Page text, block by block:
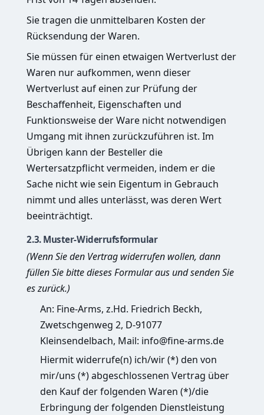
Sie tragen die unmittelbaren Kosten der
Rücksendung der Waren.
Sie müssen für einen etwaigen Wertverlust der
Waren nur aufkommen, wenn dieser
Wertverlust auf einen zur Prüfung der
Beschaffenheit, Eigenschaften und
Funktionsweise der Ware nicht notwendigen
Umgang mit ihnen zurückzuführen ist. Im
Übrigen kann der Besteller die
Wertersatzpflicht vermeiden, indem er die
Sache nicht wie sein Eigentum in Gebrauch
nimmt und alles unterlässt, was deren Wert
beeinträchtigt.
2.3. Muster-Widerrufsformular
(Wenn Sie den Vertrag widerrufen wollen, dann
füllen Sie bitte dieses Formular aus und senden Sie
es zurück.)
An: Fine-Arms, z.Hd. Friedrich Beckh,
Zwetschgenweg 2, D-91077
Kleinsendelbach, Mail: info@fine-arms.de
Hiermit widerrufe(n) ich/wir (*) den von
mir/uns (*) abgeschlossenen Vertrag über
den Kauf der folgenden Waren (*)/die
Erbringung der folgenden Dienstleistung